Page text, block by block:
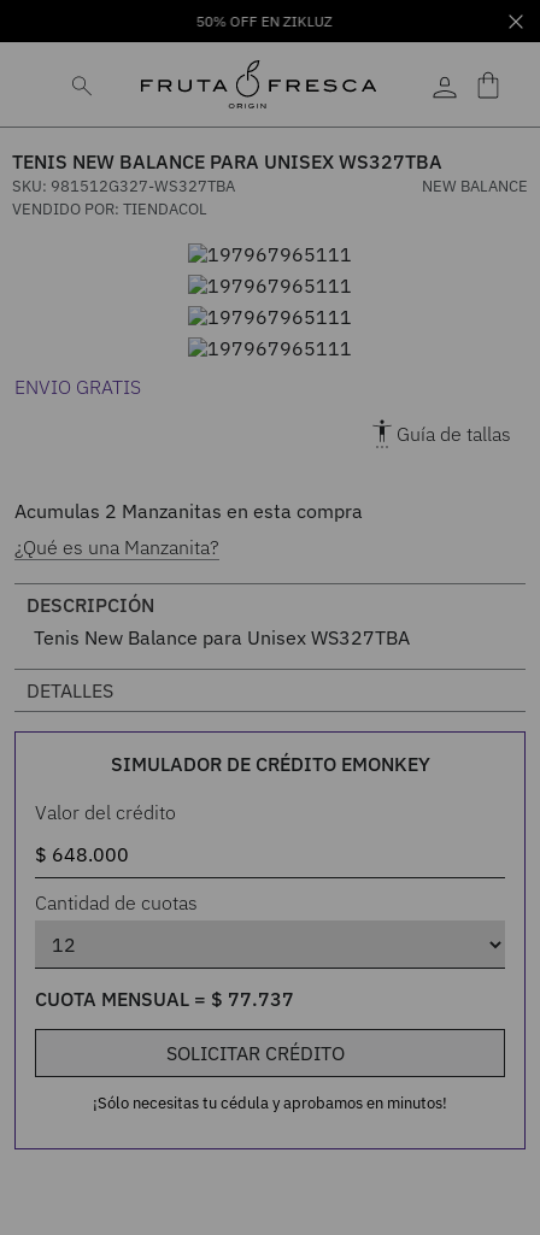
50% OFF EN ZIKLUZ
TENIS NEW BALANCE PARA UNISEX WS327TBA
SKU: 981512G327-WS327TBA
NEW BALANCE
VENDIDO POR: TIENDACOL
ENVIO GRATIS
Guía de tallas
Acumulas 2 Manzanitas en esta compra
¿Qué es una Manzanita?
DESCRIPCIÓN
Tenis New Balance para Unisex WS327TBA
DETALLES
SIMULADOR DE CRÉDITO EMONKEY
Valor del crédito
Cantidad de cuotas
CUOTA MENSUAL = $ 77.737
SOLICITAR CRÉDITO
¡Sólo necesitas tu cédula y aprobamos en minutos!